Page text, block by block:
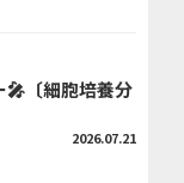
🎤〔細胞培養分
2026.07.21